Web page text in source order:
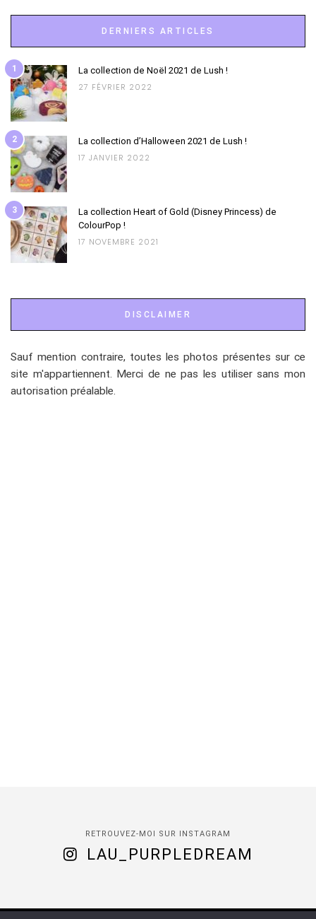
DERNIERS ARTICLES
1 La collection de Noël 2021 de Lush !
27 FÉVRIER 2022
2 La collection d’Halloween 2021 de Lush !
17 JANVIER 2022
3
La collection Heart of Gold (Disney Princess) de
ColourPop !
17 NOVEMBRE 2021
DISCLAIMER
Sauf mention contraire, toutes les photos présentes sur ce
site m'appartiennent. Merci de ne pas les utiliser sans mon
autorisation préalable.
RETROUVEZ-MOI SUR INSTAGRAM
LAU_PURPLEDREAM